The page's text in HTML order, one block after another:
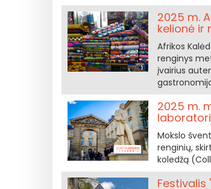
2025 m.
kelionė ir
Afrikos
renginys
įvairius
2025 m.
Mokslo
renginių,
koledžą